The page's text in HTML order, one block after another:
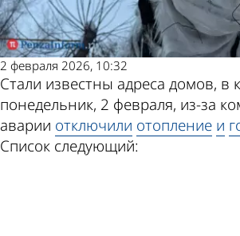
2 февраля 2026, 10:32
Стали известны адреса домов, в
понедельник, 2 февраля, из-за
аварии отключили отопление и
Список следующий: